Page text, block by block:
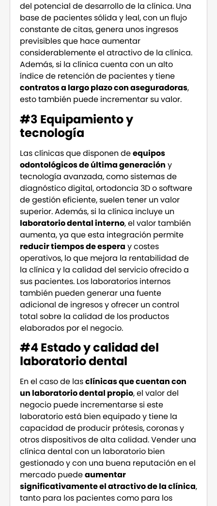
del potencial de desarrollo de la clínica. Una
base de pacientes sólida y leal, con un flujo
constante de citas, genera unos ingresos
previsibles que hace aumentar
considerablemente el atractivo de la clínica.
Además, si la clínica cuenta con un alto
índice de retención de pacientes y tiene
contratos a largo plazo con aseguradoras,
esto también puede incrementar su valor.
#3 Equipamiento y
tecnología
Las clínicas que disponen deequipos
odontológicos de última generación y
tecnología avanzada, como sistemas de
diagnóstico digital, ortodoncia 3D o software
de gestión eficiente, suelen tener un valor
superior. Además, si la clínica incluye un
laboratorio dental interno, el valor también
aumenta, ya que esta integración permite
reducir tiempos de espera y costes
operativos, lo que mejora la rentabilidad de
la clínica y la calidad del servicio ofrecido a
sus pacientes. Los laboratorios internos
también pueden generar una fuente
adicional de ingresos y ofrecer un control
total sobre la calidad de los productos
elaborados por el negocio.
#4 Estado y calidad del
laboratorio dental
En el caso de lasclínicas que cuentan con
un laboratorio dental propio, el valor del
negocio puede incrementarse si este
laboratorio está bien equipado y tiene la
capacidad de producir prótesis, coronas y
otros dispositivos de alta calidad. Vender una
clínica dental con un laboratorio bien
gestionado y con una buena reputación en el
mercado puedeaumentar
significativamente el atractivo de la clínica,
tanto para los pacientes como para los